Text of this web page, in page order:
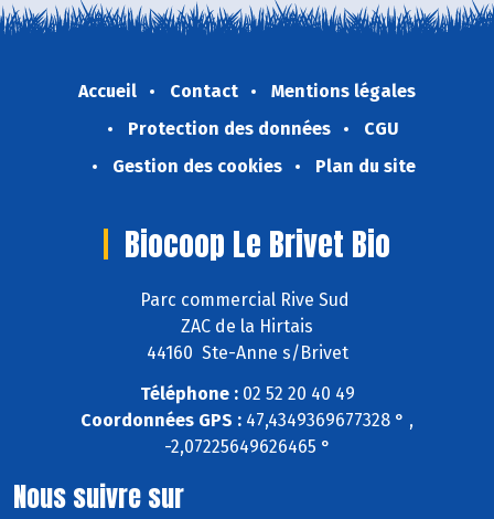
Accueil Contact
Mentions légales
Protection des données
CGU
Gestion des cookies
Plan du site
Biocoop Le Brivet Bio
Parc commercial Rive Sud
ZAC de la Hirtais
44160 Ste-Anne s/Brivet
Téléphone :02 52 20 40 49
Coordonnées GPS : 47,4349369677328 ° ,
-2,07225649626465 °
Nous suivre sur